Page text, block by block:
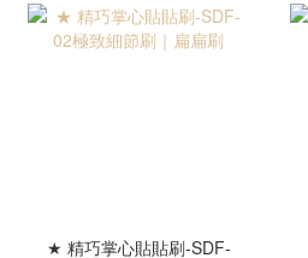
★ 精巧掌心貼貼刷-SDF-